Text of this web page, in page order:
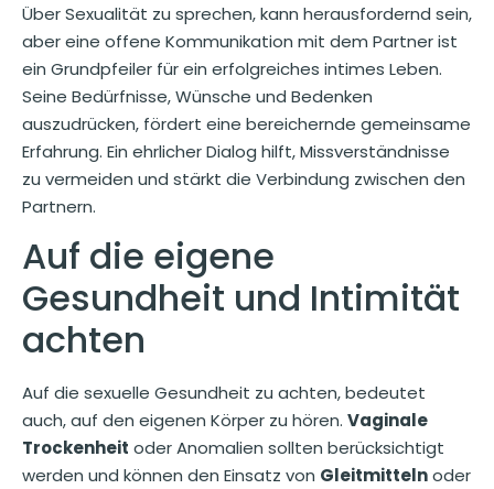
Über Sexualität zu sprechen, kann herausfordernd sein,
aber eine offene Kommunikation mit dem Partner ist
ein Grundpfeiler für ein erfolgreiches intimes Leben.
Seine Bedürfnisse, Wünsche und Bedenken
auszudrücken, fördert eine bereichernde gemeinsame
Erfahrung. Ein ehrlicher Dialog hilft, Missverständnisse
zu vermeiden und stärkt die Verbindung zwischen den
Partnern.
Auf die eigene
Gesundheit und Intimität
achten
Auf die sexuelle Gesundheit zu achten, bedeutet
auch, auf den eigenen Körper zu hören. Vaginale
Trockenheit oder Anomalien sollten berücksichtigt
werden und können den Einsatz von Gleitmittelnoder